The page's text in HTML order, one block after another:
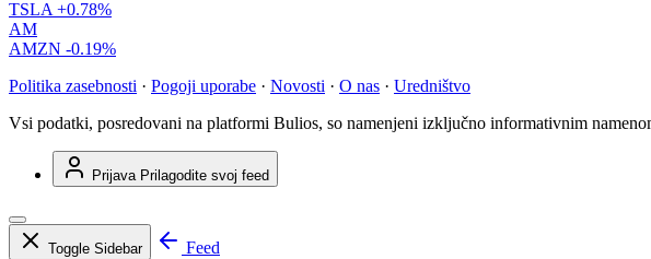
TSLA +0.78%
AM
AMZN -0.19%
Politika zasebnosti · Pogoji uporabe · Novosti · O nas · Uredništvo
Vsi podatki, posredovani na platformi Bulios, so namenjeni izključno informativnim
Prijava Prilagodite svoj feed
Toggle Sidebar
Feed